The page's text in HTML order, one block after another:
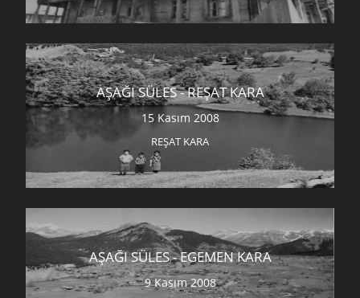
AŞAĞI SÜLES - REŞAT KARA
15 Kasım 2008
REŞAT KARA
AŞAĞI SÜLES - EGEMEN KARA
9 Kasım 2008